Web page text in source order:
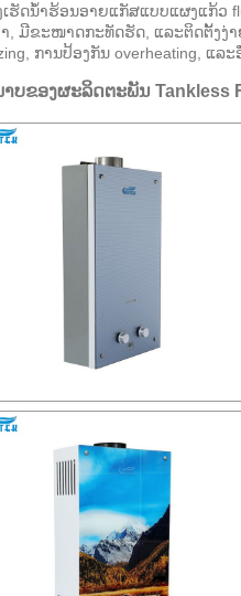
ເຮັດນ້ຳຮ້ອນອາຍແກັສແບບແຜງແກ້ວ
, ມີຂະໜາດກະທັດຮັດ, ແລະຕິດຕັ້ງງ່າ
ການປ້ອງກັນ overheating, ແ
ບຂອງຜະລິດຕະພັນ Tankless